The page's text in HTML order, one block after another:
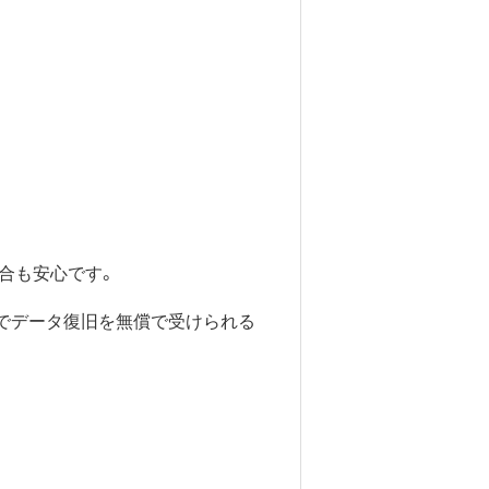
安心です。
データ復旧を無償で受けられる